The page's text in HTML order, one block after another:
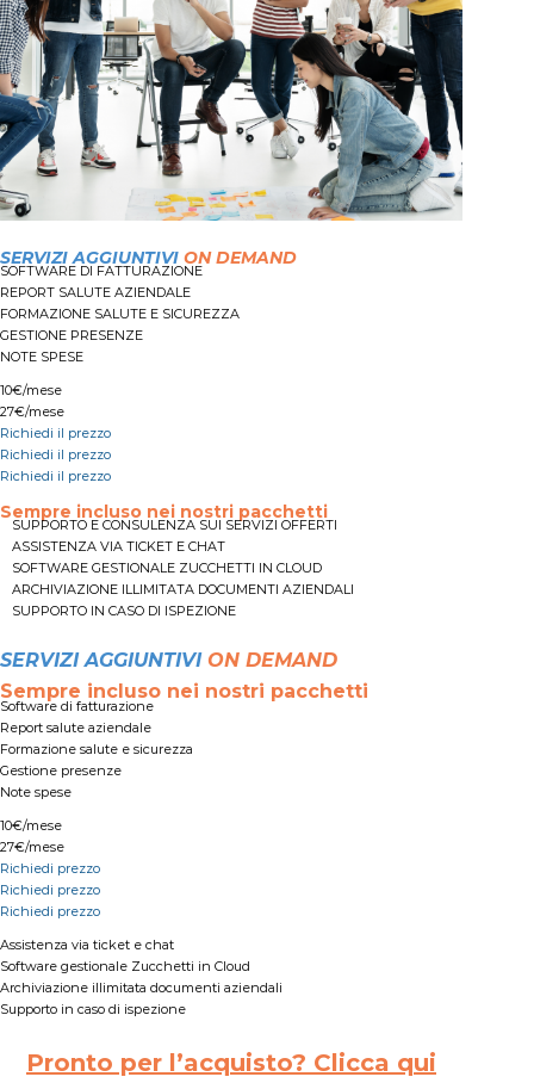
SERVIZI AGGIUNTIVI ON DEMAND
SOFTWARE DI FATTURAZIONE
REPORT SALUTE AZIENDALE
FORMAZIONE SALUTE E SICUREZZA
GESTIONE PRESENZE
NOTE SPESE
10€/mese
27€/mese
Richiedi il prezzo
Richiedi il prezzo
Richiedi il prezzo
Sempre incluso nei nostri pacchetti
SUPPORTO E CONSULENZA SUI SERVIZI OFFERTI
ASSISTENZA VIA TICKET E CHAT
SOFTWARE GESTIONALE ZUCCHETTI IN CLOUD
ARCHIVIAZIONE ILLIMITATA DOCUMENTI AZIENDALI
SUPPORTO IN CASO DI ISPEZIONE
SERVIZI AGGIUNTIVION DEMAND
Sempre incluso nei nostri pacchetti
Software di fatturazione
Report salute aziendale
Formazione salute e sicurezza
Gestione presenze
Note spese
10€/mese
27€/mese
Richiedi prezzo
Richiedi prezzo
Richiedi prezzo
Assistenza via ticket e chat
Software gestionale Zucchetti in Cloud
Archiviazione illimitata documenti aziendali
Supporto in caso di ispezione
Pronto per l’acquisto? Clicca qui